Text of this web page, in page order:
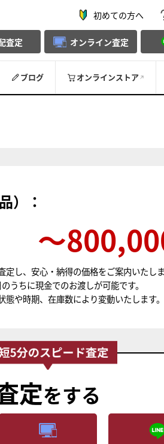
初めての方へ
査定 オンライン査定
ブログ オンラインストア
）：
〜
し、安心・納得の価格をご案内いたしま
うちに現金でのお渡しが可能です。
や時期、在庫数により変動いたします。
定をする